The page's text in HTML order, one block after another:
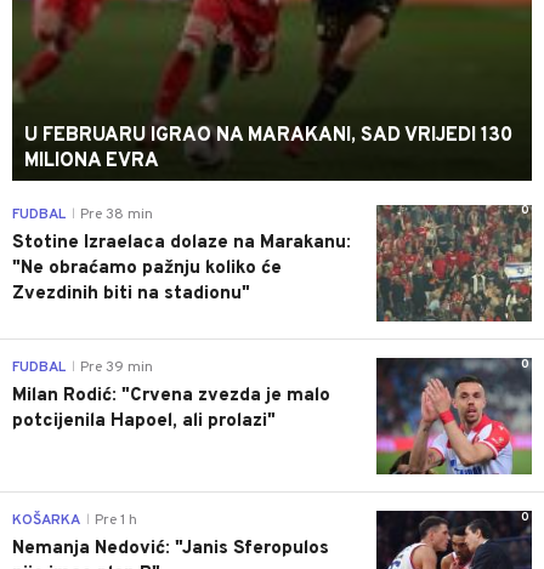
U FEBRUARU IGRAO NA MARAKANI, SAD VRIJEDI 130
MILIONA EVRA
0
FUDBAL Pre 38 min
Stotine Izraelaca dolaze na Marakanu:
"Ne obraćamo pažnju koliko će
Zvezdinih biti na stadionu"
0
FUDBAL Pre 39 min
Milan Rodić: "Crvena zvezda je malo
potcijenila Hapoel, ali prolazi"
0
KOŠARKA Pre 1 h
Nemanja Nedović: "Janis Sferopulos